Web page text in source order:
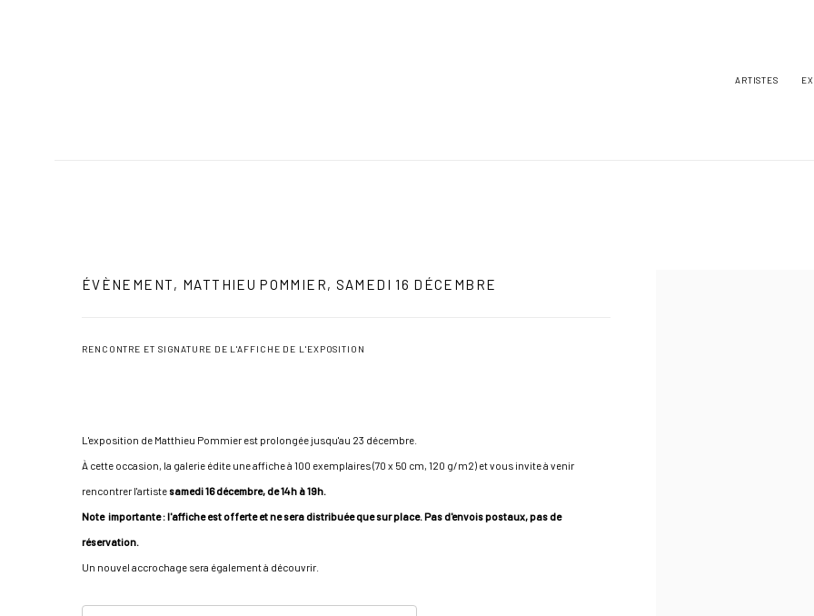
ARTISTES
ÉVÈNEMENT, MATTHIEU POMMIER, SAMEDI 16 DÉCEMBRE
RENCONTRE ET SIGNATURE DE L'AFFICHE DE L'EXPOSITION
L'exposition de Matthieu Pommier est prolongée jusqu'au 23 décembre.
À cette occasion, la galerie édite une affiche à 100 exemplaires (70 x 50 cm, 120 g/m2) et vous invite à venir
rencontrer l'artistesamedi 16 décembre, de 14h à 19h.
Note importante : l'affiche est offerte et ne sera distribuée que sur place. Pas d'envois postaux, pas de
réservation.
Un nouvel accrochage sera également à découvrir.